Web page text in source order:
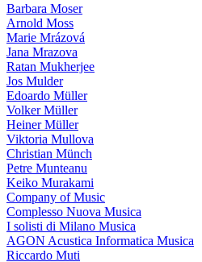
Barbara Moser
Arnold Moss
Marie Mrázová
Jana Mrazova
Ratan Mukherjee
Jos Mulder
Edoardo Müller
Volker Müller
Heiner Müller
Viktoria Mullova
Christian Münch
Petre Munteanu
Keiko Murakami
Company of Music
Complesso Nuova Musica
I solisti di Milano Musica
AGON Acustica Informatica Musica
Riccardo Muti